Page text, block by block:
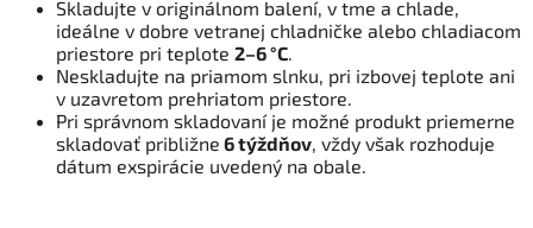
Skladujte v originálnom balení, v tme a chlade,
ideálne v dobre vetranej chladničke alebo chladiacom
priestore pri teplote 2–6 °C.
Neskladujte na priamom slnku, pri izbovej teplote ani
v uzavretom prehriatom priestore.
Pri správnom skladovaní je možné produkt priemerne
skladovať približne 6 týždňov, vždy však rozhoduje
dátum exspirácie uvedený na obale.